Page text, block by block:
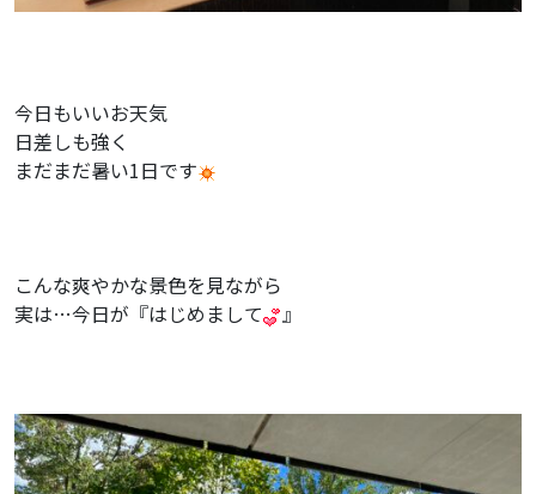
今日もいいお天気
日差しも強く
まだまだ暑い1日です
こんな爽やかな景色を見ながら
実は…今日が『はじめまして
』